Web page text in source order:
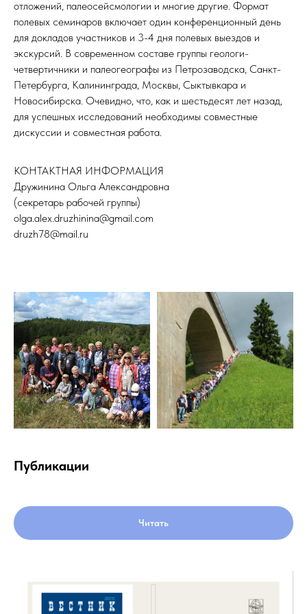
отложений, палеосейсмологии и многие другие. Формат
полевых семинаров включает один конференционный день
для докладов участников и 3-4 дня полевых выездов и
экскурсий. В современном составе группы геологи-
четвертичники и палеогеографы из Петрозаводска, Санкт-
Петербурга, Калининграда, Москвы, Сыктывкара и
Новосибирска. Очевидно, что, как и шестьдесят лет назад,
для успешных исследований необходимы совместные
дискуссии и совместная работа.
КОНТАКТНАЯ ИНФОРМАЦИЯ
Дружинина Ольга Александровна
(секретарь рабочей группы)
olga.alex.druzhinina@gmail.com
druzh78@mail.ru
Публикации
Читать